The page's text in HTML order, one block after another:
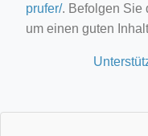
prufer/. Befolgen Sie
um einen guten